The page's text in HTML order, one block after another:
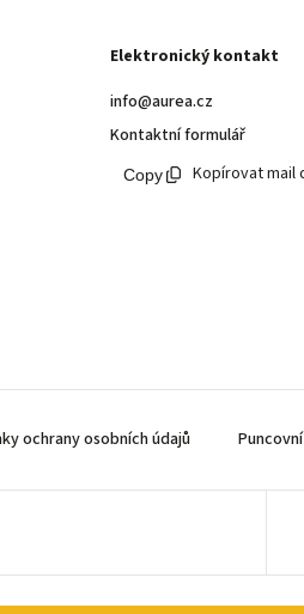
Elektronický kontakt
info@aurea.cz
Kontaktní formulář
Kopírovat mail
ochrany osobních údajů